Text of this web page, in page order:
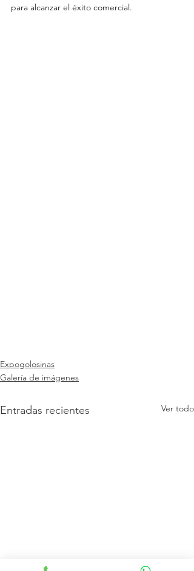
para alcanzar el éxito comercial.
Expogolosinas
Galería de imágenes
Entradas recientes Ver todo